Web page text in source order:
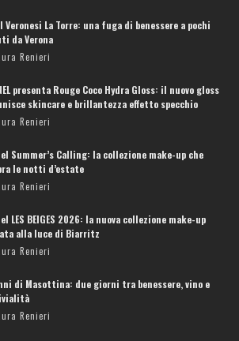
Veronesi La Torre: una fuga di benessere a pochi
da Verona
Renieri
presenta Rouge Coco Hydra Gloss: il nuovo gloss
skincare e brillantezza effetto specchio
Renieri
Summer’s Calling: la collezione make-up che
le notti d’estate
Renieri
LES BEIGES 2026: la nuova collezione make-up
alla luce di Biarritz
Renieri
di Masottina: due giorni tra benessere, vino e
Renieri